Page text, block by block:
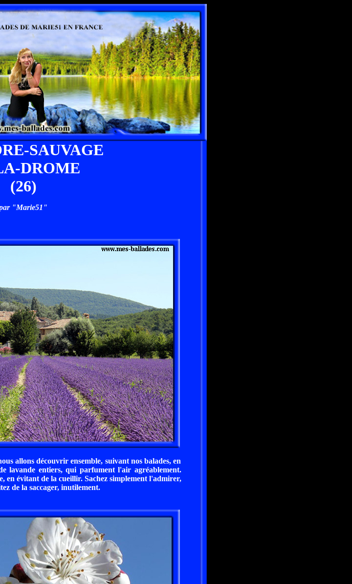
SAUVAGE
DROME
(26)
"Marie51"
allons découvrir ensemble, suivant nos balades, en
lavande entiers, qui parfument l'air agréablement.
en évitant de la cueillir. Sachez simplement l'admirer,
de la saccager, inutilement.